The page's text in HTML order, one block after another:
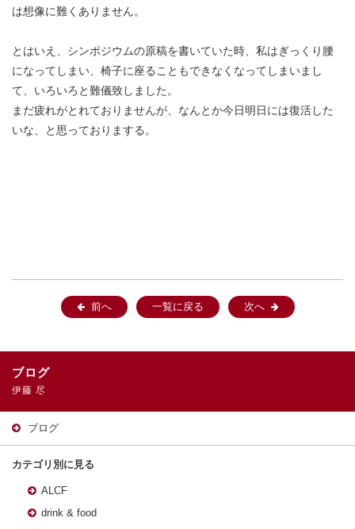
は想像に難くありません。
とはいえ、シンポジウムの原稿を書いていた時、私はぎっくり腰
になってしまい、椅子に座ることもできなくなってしまいまし
て、いろいろと難儀致しました。
まだ疲れがとれておりませんが、なんとか今日明日には復活した
いな、と思っておりまする。
前へ 一覧に戻る 次へ
ブログ
伊藤 尽
ブログ
カテゴリ別に見る
ALCF
drink & food